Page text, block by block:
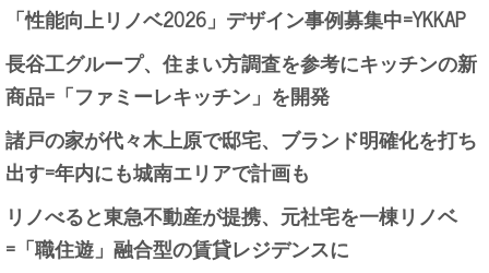
「性能向上リノベ2026」デザイン事例募集中=YKKAP
長谷工グループ、住まい方調査を参考にキッチンの新
商品=「ファミーレキッチン」を開発
諸戸の家が代々木上原で邸宅、ブランド明確化を打ち
出す=年内にも城南エリアで計画も
リノべると東急不動産が提携、元社宅を一棟リノベ
=「職住遊」融合型の賃貸レジデンスに